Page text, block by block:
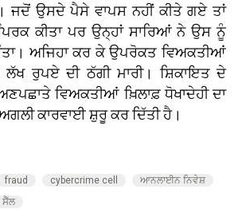
ਜਦੋਂ ਉਸਦੇ ਪੈਸੇ ਵਾਪਸ ਨਹੀਂ ਕੀਤੇ ਗਏ ਤਾਂ
ਕੀਤਾ ਪਰ ਉਨ੍ਹਾਂ ਸਾਰਿਆਂ ਨੇ ਉਸ ਨੂੰ
ਅਜਿਹਾ ਕਰ ਕੇ ਉਪਰੋਕਤ ਵਿਅਕਤੀਆਂ
ਰੁਪਏ ਦੀ ਠੱਗੀ ਮਾਰੀ। ਸ਼ਿਕਾਇਤ ਦੇ
ਵਿਅਕਤੀਆਂ ਖ਼ਿਲਾਫ਼ ਧੋਖਾਦੇਹੀ ਦਾ
ਕਾਰਵਾਈ ਸ਼ੁਰੂ ਕਰ ਦਿੱਤੀ ਹੈ।
fraud cybercrime cell
ਆਨਲਾਈਨ ਨਿਵੇਸ਼
ਸੈੱਲ